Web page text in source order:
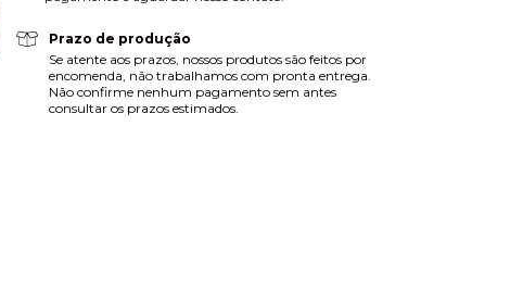
Prazo de produção
Se atente aos prazos, nossos produtos são feitos por
encomenda, não trabalhamos com pronta entrega.
Não confirme nenhum pagamento sem antes
consultar os prazos estimados.